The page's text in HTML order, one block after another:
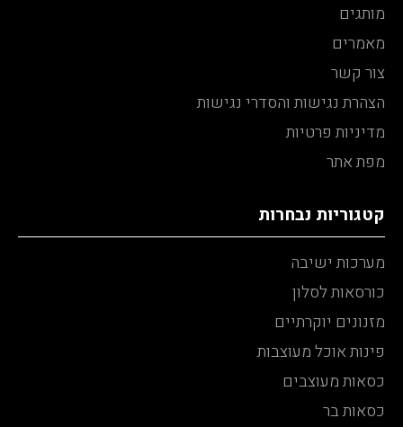
מותגים
מאמרים
צור קשר
הצהרת נגישות והסדרי נגישות
מדיניות פרטיות
מפת אתר
קטגוריות נבחרות
מערכות ישיבה
כורסאות לסלון
מזנונים יוקרתיים
פינות אוכל מעוצבות
כסאות מעוצבים
כסאות בר